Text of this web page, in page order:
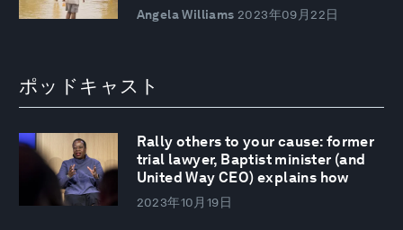
Angela Williams 2023年09月22日
ポッドキャスト
Rally others to your cause: former
trial lawyer, Baptist minister (and
United Way CEO) explains how
2023年10月19日